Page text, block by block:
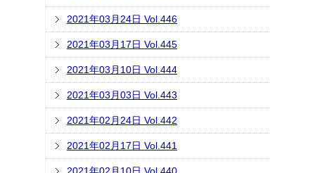
2021年03月24日 Vol.446
2021年03月17日 Vol.445
2021年03月10日 Vol.444
2021年03月03日 Vol.443
2021年02月24日 Vol.442
2021年02月17日 Vol.441